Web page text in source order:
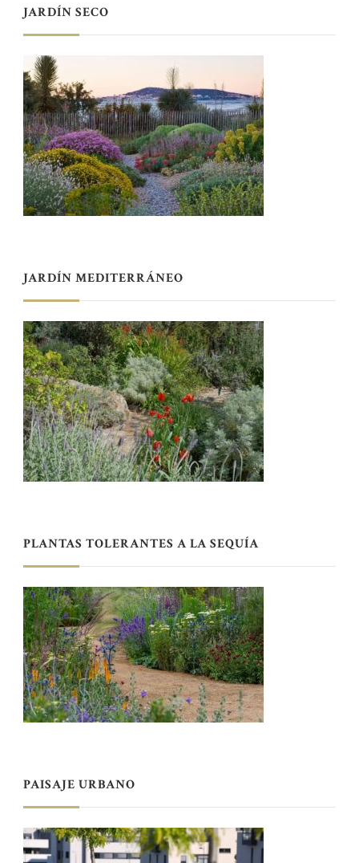
JARDÍN SECO
JARDÍN MEDITERRÁNEO
PLANTAS TOLERANTES A LA SEQUÍA
PAISAJE URBANO